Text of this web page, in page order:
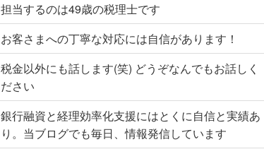
担当するのは49歳の税理士です
お客さまへの丁寧な対応には自信があります！
税金以外にも話します(笑) どうぞなんでもお話しく
ださい
銀行融資と経理効率化支援にはとくに自信と実績あ
り。当ブログでも毎日、情報発信しています